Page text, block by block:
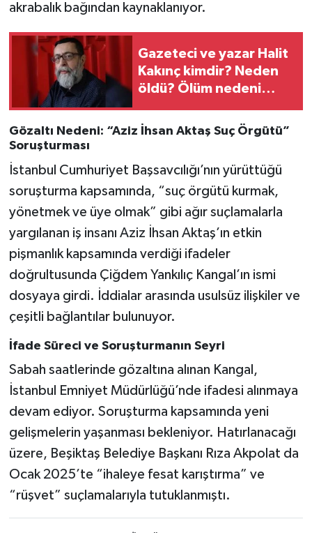
akrabalık bağından kaynaklanıyor.
Gazeteci ve yazar Halit
Kakınç kimdir? Neden
öldü? Ölüm nedeni
Gözaltı Nedeni: “Aziz İhsan Aktaş Suç Örgütü”
Soruşturması
İstanbul Cumhuriyet Başsavcılığı’nın yürüttüğü
soruşturma kapsamında, “suç örgütü kurmak,
yönetmek ve üye olmak” gibi ağır suçlamalarla
yargılanan iş insanı Aziz İhsan Aktaş’ın etkin
pişmanlık kapsamında verdiği ifadeler
doğrultusunda Çiğdem Yankılıç Kangal’ın ismi
dosyaya girdi. İddialar arasında usulsüz ilişkiler ve
çeşitli bağlantılar bulunuyor.
İfade Süreci ve Soruşturmanın Seyri
Sabah saatlerinde gözaltına alınan Kangal,
İstanbul Emniyet Müdürlüğü’nde ifadesi alınmaya
devam ediyor. Soruşturma kapsamında yeni
gelişmelerin yaşanması bekleniyor. Hatırlanacağı
üzere, Beşiktaş Belediye Başkanı Rıza Akpolat da
Ocak 2025’te “ihaleye fesat karıştırma” ve
“rüşvet” suçlamalarıyla tutuklanmıştı.